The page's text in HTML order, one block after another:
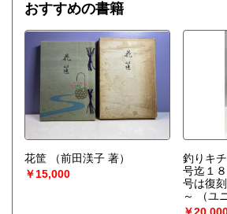
おすすめの書籍
花筐
（前田渼子 著）
￥15,000
釣りキ
号迄１
号は復
～
（ユ